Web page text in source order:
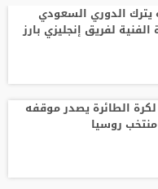
يترك الدوري السعودي
لفريق إنجليزي بارز
لكرة الطائرة يصدر موقفه
روسيا